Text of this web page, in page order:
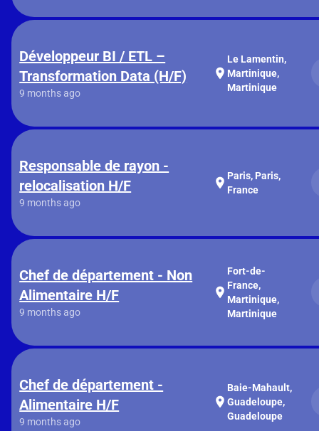
Développeur BI / ETL –
Transformation Data (H/F)
9 months ago
location_on
Le Lamentin,
Martinique,
Martinique
Responsable de rayon -
relocalisation H/F
9 months ago
location_on Paris, Paris,
France
Chef de département - Non
Alimentaire H/F
9 months ago
location_on
Fort-de-
France,
Martinique,
Martinique
Chef de département -
Alimentaire H/F
9 months ago
location_on
Baie-Mahault,
Guadeloupe,
Guadeloupe